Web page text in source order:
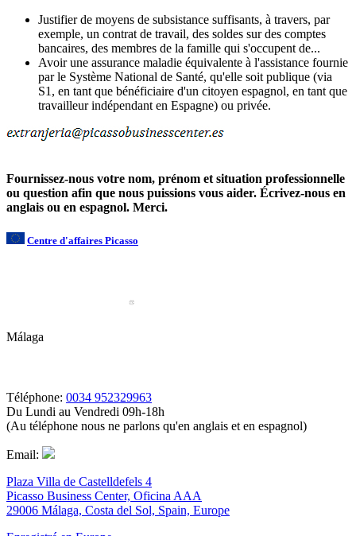
Justifier de moyens de subsistance suffisants, à travers, par
exemple, un contrat de travail, des soldes sur des comptes
bancaires, des membres de la famille qui s'occupent de...
Avoir une assurance maladie équivalente à l'assistance fournie
par le Système National de Santé, qu'elle soit publique (via
S1, en tant que bénéficiaire d'un citoyen espagnol, en tant que
travailleur indépendant en Espagne) ou privée.
Fournissez-nous votre nom, prénom et situation professionnelle
ou question afin que nous puissions vous aider. Écrivez-nous en
anglais ou en espagnol. Merci.
Centre d'affaires Picasso
Málaga
Téléphone: 0034 952329963
Du Lundi au Vendredi 09h-18h
(Au téléphone nous ne parlons qu'en anglais et en espagnol)
Email:
Plaza Villa de Castelldefels 4
Picasso Business Center, Oficina AAA
29006 Málaga, Costa del Sol, Spain, Europe